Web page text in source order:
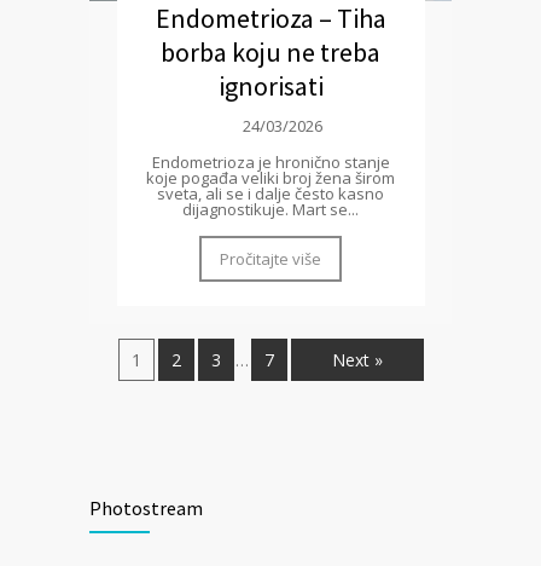
Endometrioza – Tiha
borba koju ne treba
ignorisati
24/03/2026
Endometrioza je hronično stanje
koje pogađa veliki broj žena širom
sveta, ali se i dalje često kasno
dijagnostikuje. Mart se...
Pročitajte više
1 2 3 … 7 Next »
Photostream